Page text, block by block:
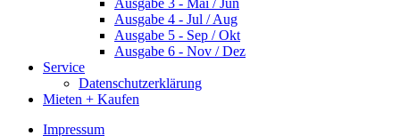
Ausgabe 3 - Mai / Jun
Ausgabe 4 - Jul / Aug
Ausgabe 5 - Sep / Okt
Ausgabe 6 - Nov / Dez
Service
Datenschutzerklärung
Mieten + Kaufen
Impressum